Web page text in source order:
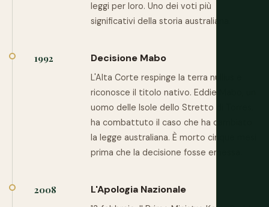
leggi per loro. Uno dei voti più
significativi della storia australiana.
1992 Decisione Mabo
L'Alta Corte respinge la terra nullius e
riconosce il titolo nativo. Eddie Mabo, un
uomo delle Isole dello Stretto di Torres,
ha combattuto il caso che ha cambiato
la legge australiana. È morto cinque mesi
prima che la decisione fosse emessa.
2008 L'Apologia Nazionale